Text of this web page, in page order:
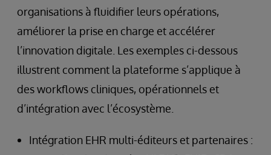
organisations à fluidifier leurs opérations,
améliorer la prise en charge et accélérer
l’innovation digitale. Les exemples ci-dessous
illustrent comment la plateforme s’applique à
des workflows cliniques, opérationnels et
d’intégration avec l’écosystème.
Intégration EHR multi-éditeurs et partenaires :